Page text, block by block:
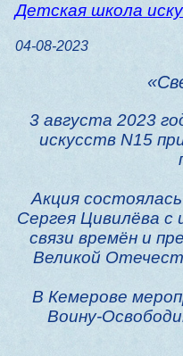
Детская школа
04-08-2023
3 августа 2023
искусств N15
Акция
Сергея Цивилёва с
связи времён и
Великой
В Кемерове
Воину-